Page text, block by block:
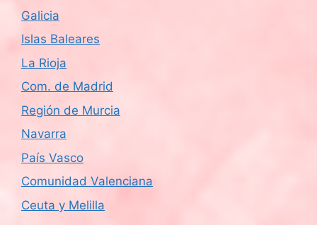
Galicia
Islas Baleares
La Rioja
Com. de Madrid
Región de Murcia
Navarra
País Vasco
Comunidad Valenciana
Ceuta y Melilla